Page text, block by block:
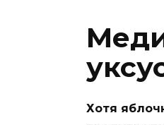
Хотя